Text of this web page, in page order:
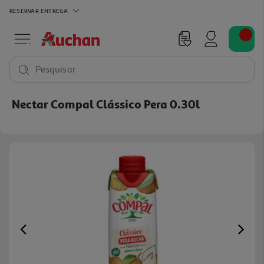
RESERVAR ENTREGA
Pesquisar
Nectar Compal Clássico Pera 0.30l
Previous